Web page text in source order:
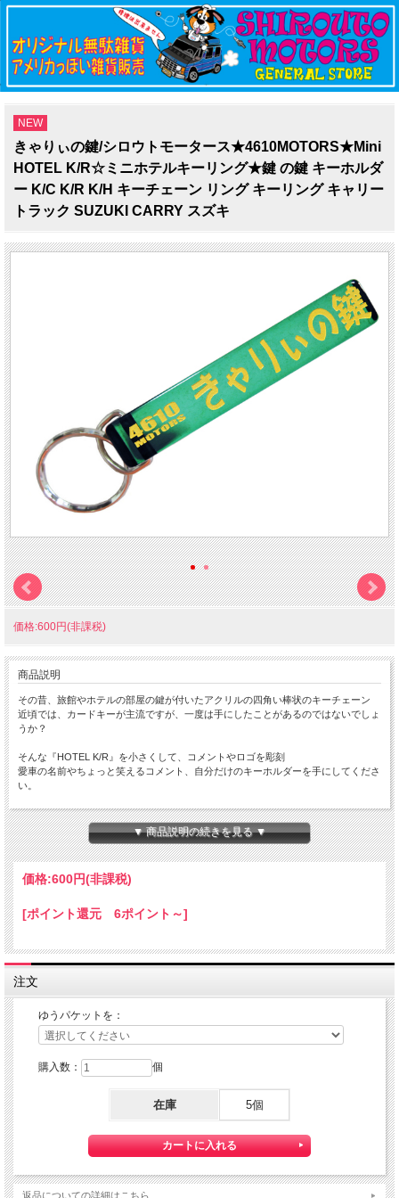
NEW
きゃりぃの鍵/シロウトモータース★4610MOTORS★Mini
HOTEL K/R☆ミニホテルキーリング★鍵 の鍵 キーホルダ
ー K/C K/R K/H キーチェーン リング キーリング キャリー
トラック SUZUKI CARRY スズキ
価格:600円(非課税)
商品説明
その昔、旅館やホテルの部屋の鍵が付いたアクリルの四角い棒状のキーチェーン
近頃では、カードキーが主流ですが、一度は手にしたことがあるのではないでしょ
うか？
そんな『HOTEL K/R』を小さくして、コメントやロゴを彫刻
愛車の名前やちょっと笑えるコメント、自分だけのキーホルダーを手にしてくださ
い。
ちょっと小さな 『Mini HOTEL K/R』 です。
本体サイズ：１０×１４×８０ｍｍ
★コチラの商品は 『ゆうパケット』配送可能な商品になります。
ご利用の際の配送費は、全国一律『２５０円』になります。
ゆうパケット配送をご希望されるお客様は下記のゆうパケットにつきましての説明
ゆうパケット配送をご選択ください。
【送料】全国一律料金でお届けします。
『ゆうパケット』は通常の宅配便と異なり直接ポストへ投函するお届け方法です。
▼ 商品説明の続きを見る ▼
価格:600円(非課税)
[ポイント還元 6ポイント～]
注文
ゆうパケットを：
購入数： 個
在庫 5個
返品についての詳細はこちら